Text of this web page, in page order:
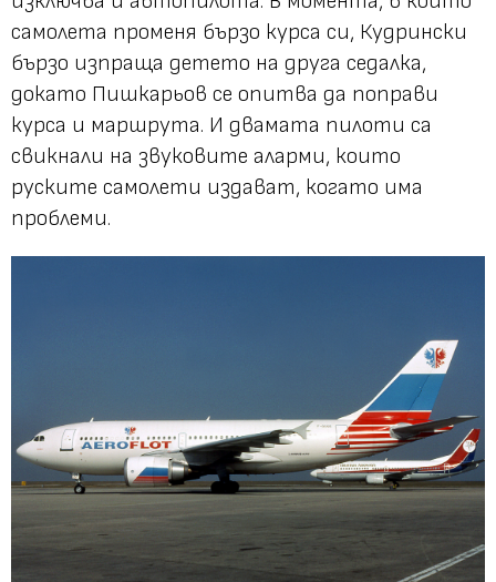
самолета променя бързо курса си, Кудрински
бързо изпраща детето на друга седалка,
докато Пишкарьов се опитва да поправи
курса и маршрута. И двамата пилоти са
свикнали на звуковите аларми, които
руските самолети издават, когато има
проблеми.